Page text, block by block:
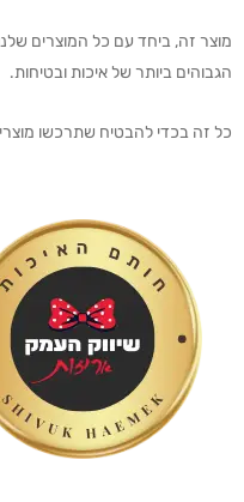
מוצר זה, ביחד עם כל המוצרים
הגבוהים ביותר של איכות ובטיחות.
כל זה בכדי להבטיח שתרכשו